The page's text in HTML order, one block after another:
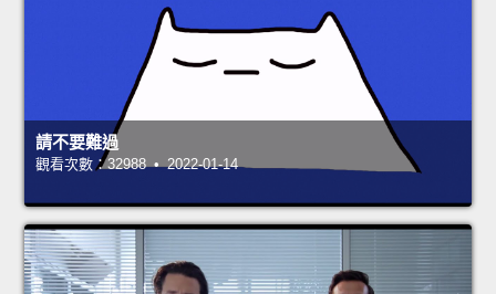
請不要難過
觀看次數：32988 • 2022-01-14